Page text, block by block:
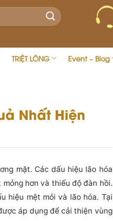
TRIỆT LÔNG Event – Blog
Nhất Hiện
mặt. Các dấu hiệu lão hóa
hơn và thiếu độ đàn hồi.
hiệu mệt mỏi và lão hóa. Tại
áp dụng để cải thiện vùng